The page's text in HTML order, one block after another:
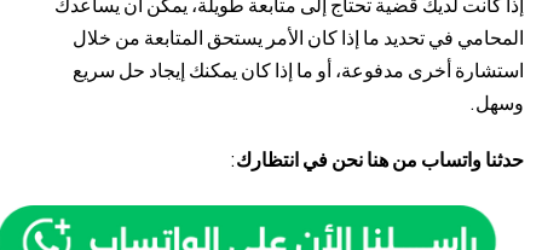
المحامي في تحديد ما إذا كان الأمر يستحق المتابعة من خلال
استشارة أخرى مدفوعة، أو ما إذا كان يمكنك إيجاد حل سريع
وسهل.
حدثنا واتساب من هنا نحن في انتظارك: